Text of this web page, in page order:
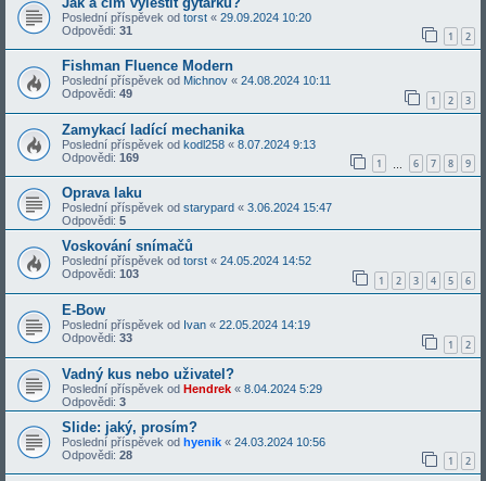
Poslední příspěvek od torst « 29.09.2024 10:20
Odpovědi: 31 1 2
Fishman Fluence Modern
Poslední příspěvek od Michnov « 24.08.2024 10:11
Odpovědi: 49 1 2 3
Zamykací ladící mechanika
Poslední příspěvek od kodl258 « 8.07.2024 9:13
Odpovědi: 169 1 6 7 8 9
Oprava laku
Poslední příspěvek od starypard « 3.06.2024 15:47
Odpovědi: 5
Voskování snímačů
Poslední příspěvek od torst « 24.05.2024 14:52
Odpovědi: 103 1 2 3 4 5 6
E-Bow
Poslední příspěvek od Ivan « 22.05.2024 14:19
Odpovědi: 33 1 2
Vadný kus nebo uživatel?
Poslední příspěvek od Hendrek « 8.04.2024 5:29
Odpovědi: 3
Slide: jaký, prosím?
Poslední příspěvek od hyenik « 24.03.2024 10:56
Odpovědi: 28 1 2